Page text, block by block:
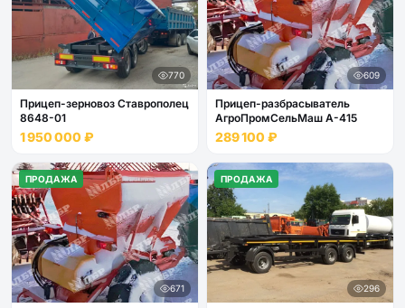
770
Прицеп-зерновоз Ставрополец
8648-01
1 950 000 ₽
609
Прицеп-разбрасыватель
АгроПромСельМаш А-415
289 100 ₽
ПРОДАЖА
671
ПРОДАЖА
296